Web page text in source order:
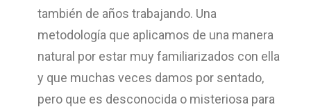
también de años trabajando. Una
metodología que aplicamos de una manera
natural por estar muy familiarizados con ella
y que muchas veces damos por sentado,
pero que es desconocida o misteriosa para